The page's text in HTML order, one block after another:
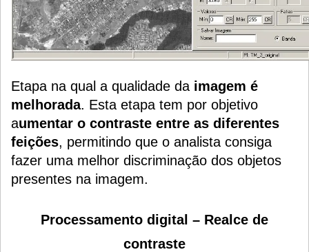
Etapa na qual a qualidade da imagem é
melhorada. Esta etapa tem por objetivo
aumentar o contraste entre as diferentes
feições, permitindo que o analista consiga
fazer uma melhor discriminação dos objetos
presentes na imagem.
Processamento digital – Realce de
contraste